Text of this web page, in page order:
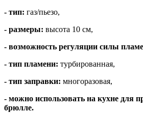
- тип: газ/пьезо,
- размеры: высота 10 см,
- возможность регуляции силы
- тип пламени: турбированная,
- тип заправки: многоразовая,
- можно использовать на кухне для
брюлле.